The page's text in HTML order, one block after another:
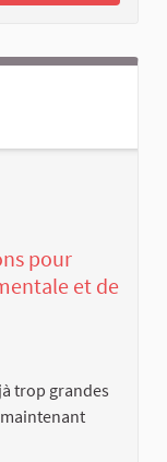
pour
et de
trop grandes